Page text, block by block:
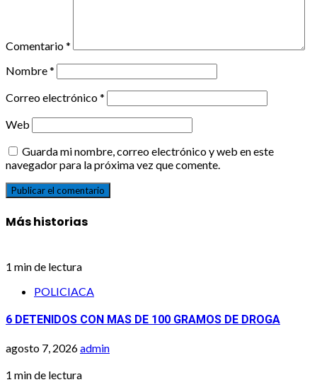
Comentario*
Nombre*
Correo electrónico*
Web
Guarda mi nombre, correo electrónico y web en este
navegador para la próxima vez que comente.
Más historias
1 min de lectura
POLICIACA
6 DETENIDOS CON MAS DE 100 GRAMOS DE DROGA
agosto 7, 2026admin
1 min de lectura